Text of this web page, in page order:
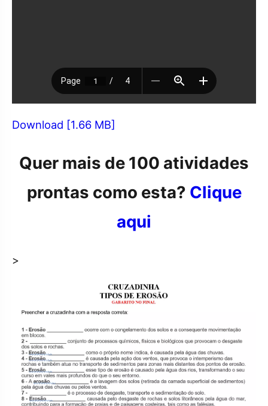
Download [1.66 MB]
Quer mais de 100 atividades
prontas como esta? Clique
aqui
>